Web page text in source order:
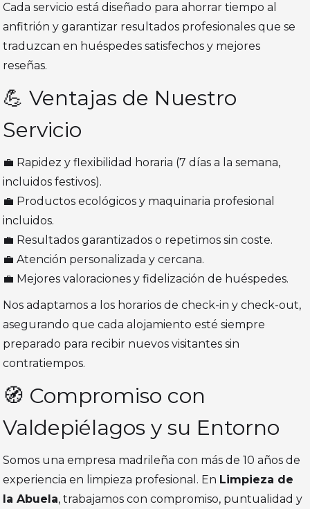
Cada servicio está diseñado para ahorrar tiempo al
anfitrión y garantizar resultados profesionales que se
traduzcan en huéspedes satisfechos y mejores
reseñas.
💪 Ventajas de Nuestro
Servicio
💼 Rapidez y flexibilidad horaria (7 días a la semana,
incluidos festivos).
💼 Productos ecológicos y maquinaria profesional
incluidos.
💼 Resultados garantizados o repetimos sin coste.
💼 Atención personalizada y cercana.
💼 Mejores valoraciones y fidelización de huéspedes.
Nos adaptamos a los horarios de check-in y check-out,
asegurando que cada alojamiento esté siempre
preparado para recibir nuevos visitantes sin
contratiempos.
🧭 Compromiso con
Valdepiélagos y su Entorno
Somos una empresa madrileña con más de 10 años de
experiencia en limpieza profesional. En Limpieza de
la Abuela, trabajamos con compromiso, puntualidad y